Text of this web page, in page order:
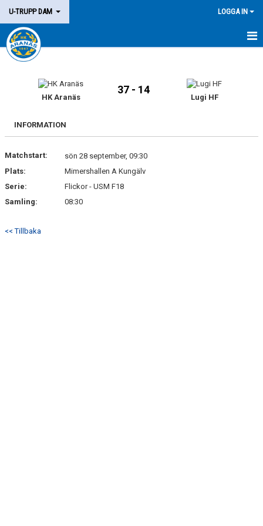
U-TRUPP DAM LOGGA IN
HEM
MATCHER
KONTAKT
HK Aranäs
37 - 14
Lugi HF
INFORMATION
Matchstart:
sön 28 september, 09:30
Plats:
Mimershallen A Kungälv
Serie:
Flickor - USM F18
Samling:
08:30
<< Tillbaka